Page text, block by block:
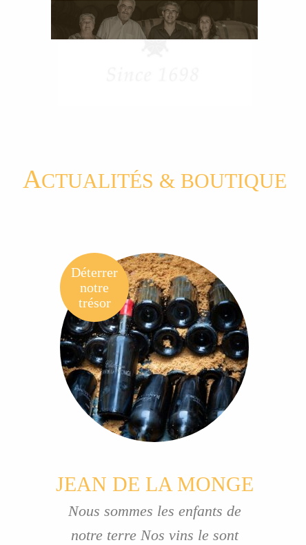
ACTUALITÉS & BOUTIQUE
Déterrer
notre
trésor
JEAN DE LA MONGE
Nous sommes les enfants de
notre terre Nos vins le sont